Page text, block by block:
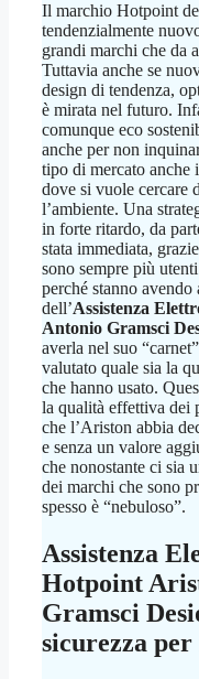
Il marchio Hotpoint
tendenzialmente
grandi marchi che da
Tuttavia anche se
design di tendenza,
è mirata nel futuro.
comunque eco
anche per non
tipo di mercato anche
dove si vuole cercare
l’ambiente. Una
in forte ritardo, da
stata immediata,
sono sempre più
perché stanno
dell’Assistenza
Antonio Gramsci
averla nel suo
valutato quale sia la
che hanno usato.
la qualità effettiva dei
che l’Ariston abbia
e senza un valore
che nonostante ci sia
dei marchi che sono
spesso è “nebuloso”.
Assistenza
Hotpoint
Gramsci
sicurezza per